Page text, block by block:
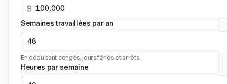
$
Semaines travaillées par an
En déduisant congés, jours fériés et arrêts
Heures par semaine